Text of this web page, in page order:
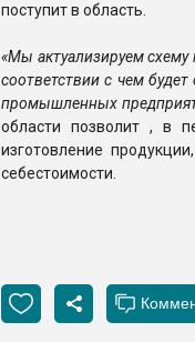
поступит в область.
«Мы актуализируем схему
соответствии с чем
промышленных
области позволит , в
изготовление
себестоимости.